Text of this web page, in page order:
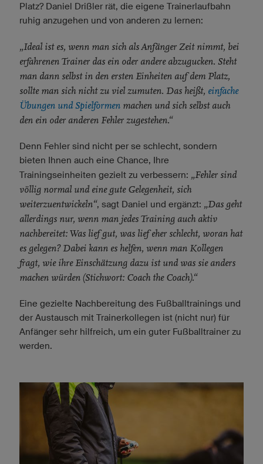
Platz? Daniel Drißler rät, die eigene Trainerlaufbahn
ruhig anzugehen und von anderen zu lernen:
„Ideal ist es, wenn man sich als Anfänger Zeit nimmt, bei
erfahrenen Trainer das ein oder andere abzugucken. Steht
man dann selbst in den ersten Einheiten auf dem Platz,
sollte man sich nicht zu viel zumuten. Das heißt, einfache
Übungen und Spielformen machen und sich selbst auch
den ein oder anderen Fehler zugestehen.“
Denn Fehler sind nicht per se schlecht, sondern
bieten Ihnen auch eine Chance, Ihre
Trainingseinheiten gezielt zu verbessern: „Fehler sind
völlig normal und eine gute Gelegenheit, sich
weiterzuentwickeln“, sagt Daniel und ergänzt: „Das geht
allerdings nur, wenn man jedes Training auch aktiv
nachbereitet: Was lief gut, was lief eher schlecht, woran hat
es gelegen? Dabei kann es helfen, wenn man Kollegen
fragt, wie ihre Einschätzung dazu ist und was sie anders
machen würden (Stichwort: Coach the Coach).“
Eine gezielte Nachbereitung des Fußballtrainings und
der Austausch mit Trainerkollegen ist (nicht nur) für
Anfänger sehr hilfreich, um ein guter Fußballtrainer zu
werden.